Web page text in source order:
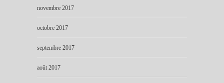
novembre 2017
octobre 2017
septembre 2017
août 2017